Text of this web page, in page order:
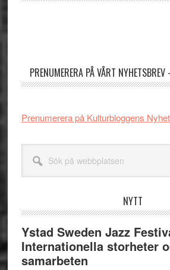
PRENUMERERA PÅ VÅRT
Prenumerera på Kulturbloggens
webbplatsen
NYTT
Ystad Sweden Jazz
Internationella storheter
samarbeten